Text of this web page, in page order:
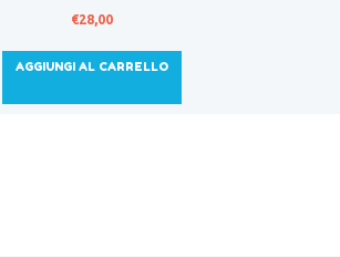
€28,00
AGGIUNGI AL CARRELLO